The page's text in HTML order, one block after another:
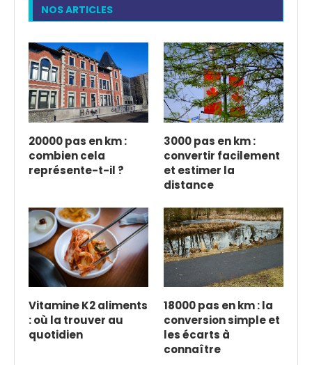
NOS ARTICLES
20000 pas en km :
combien cela
représente-t-il ?
3000 pas en km :
convertir facilement
et estimer la
distance
Vitamine K2 aliments
: où la trouver au
quotidien
18000 pas en km : la
conversion simple et
les écarts à
connaître